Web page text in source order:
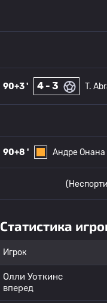
90+3 ' 4 - 3 T.
90+8 ' Андре Онана
Статистика
Игрок
Олли Уоткинс
вперед